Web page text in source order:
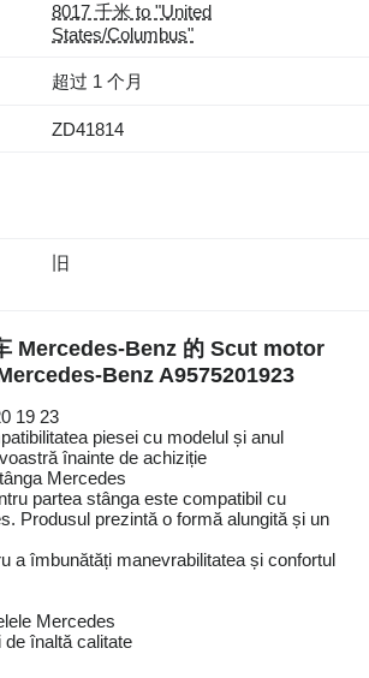
8017 千米 to "United
States/Columbus"
超过 1 个月
ZD41814
旧
Mercedes-Benz 的 Scut motor
Benz A9575201923
19 23
piesei cu modelul și anul
înainte de achiziție
Mercedes
partea stânga este compatibil cu
Produsul prezintă o formă alungită și un
a îmbunătăți manevrabilitatea și confortul
Mercedes
înaltă calitate